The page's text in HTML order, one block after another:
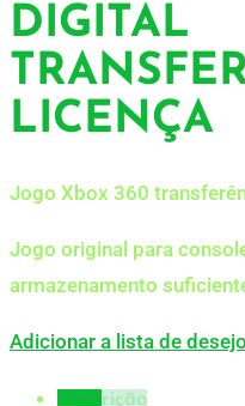
DIGITAL
LICENÇA
Jogo Xbox 360
Jogo original para
armazenamento
Adicionar a lista de
Descrição